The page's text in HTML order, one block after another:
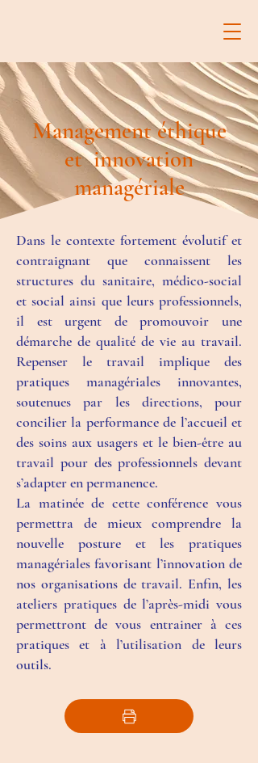
Management éthique
et innovation
managériale
Dans le contexte fortement évolutif et
contraignant que connaissent les
structures du sanitaire, médico-social
et social ainsi que leurs professionnels,
il est urgent de promouvoir une
démarche de qualité de vie au travail.
Repenser le travail implique des
pratiques managériales innovantes,
soutenues par les directions, pour
concilier la performance de l’accueil et
des soins aux usagers et le bien-être au
travail pour des professionnels devant
s’adapter en permanence.
La matinée de cette conférence vous
permettra de mieux comprendre la
nouvelle posture et les pratiques
managériales favorisant l’innovation de
nos organisations de travail. Enfin, les
ateliers pratiques de l’après-midi vous
permettront de vous entrainer à ces
pratiques et à l’utilisation de leurs
outils.